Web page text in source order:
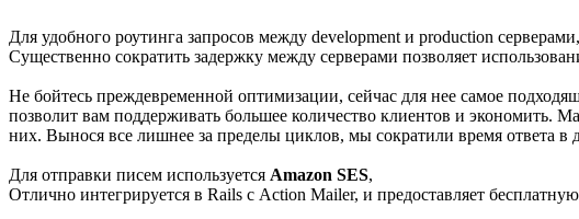
Для удобного роутинга запросов между development и production
Существенно сократить задержку между серверами позволяет
Не бойтесь преждевременной оптимизации, сейчас для нее самое
позволит вам поддерживать большее количество клиентов и экономить.
них. Вынося все лишнее за пределы циклов, мы сократили время ответа в
Для отправки писем используется Amazon SES,
Отлично интегрируется в Rails с Action Mailer, и предоставляет